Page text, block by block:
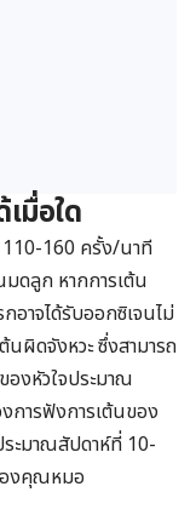
มื่อใด
110-160 ครั้ง/นาที
ดลูก หากการเต้น
อาจได้รับออกซิเจนไม่
ผิดจังหวะ ซึ่งสามารถ
องหัวใจประมาณ
การฟังการเต้นของ
ระมาณสัปดาห์ที่ 10-
องคุณหมอ